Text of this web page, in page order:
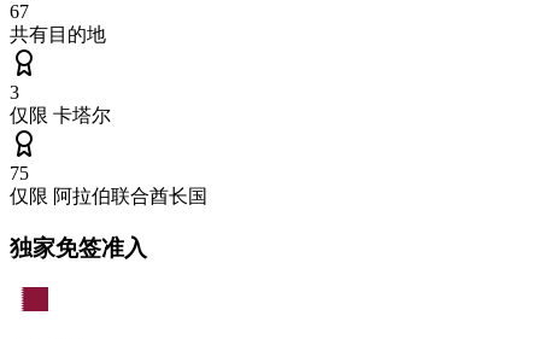
67
共有目的地
3
仅限 卡塔尔
75
仅限 阿拉伯联合酋长国
独家免签准入